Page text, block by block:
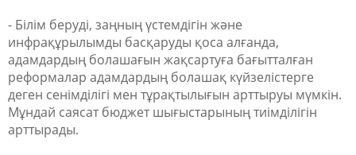
- Білім беруді, заңның үстемдігін және
инфрақұрылымды басқаруды қоса алғанда,
адамдардың болашағын жақсартуға бағытталған
реформалар адамдардың болашақ күйзелістерге
деген сенімділігі мен тұрақтылығын арттыруы мүмкін.
Мұндай саясат бюджет шығыстарының тиімділігін
арттырады.